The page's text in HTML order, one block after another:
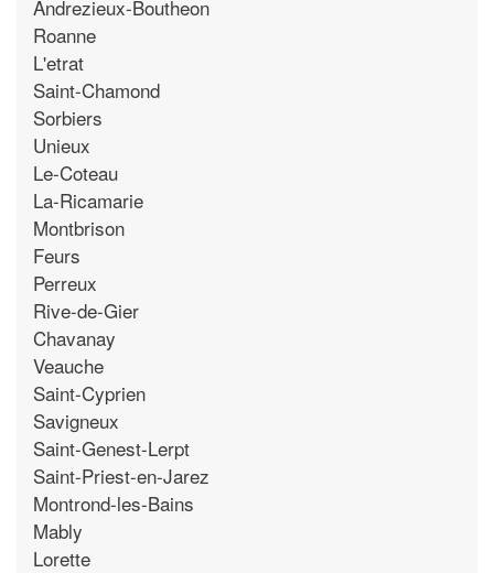
Andrezieux-Boutheon
Roanne
L'etrat
Saint-Chamond
Sorbiers
Unieux
Le-Coteau
La-Ricamarie
Montbrison
Feurs
Perreux
Rive-de-Gier
Chavanay
Veauche
Saint-Cyprien
Savigneux
Saint-Genest-Lerpt
Saint-Priest-en-Jarez
Montrond-les-Bains
Mably
Lorette